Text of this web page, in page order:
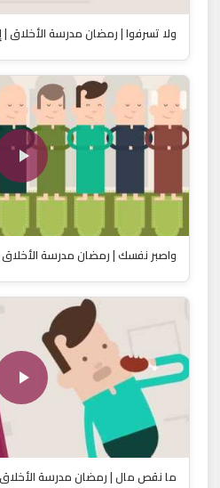
ولا تسرفوا | رمضان مدرسة الأخلاق |
واصبر نفسك | رمضان مدرسة الأخلاق |
ما نقص مال | رمضان مدرسة الأخلاق |